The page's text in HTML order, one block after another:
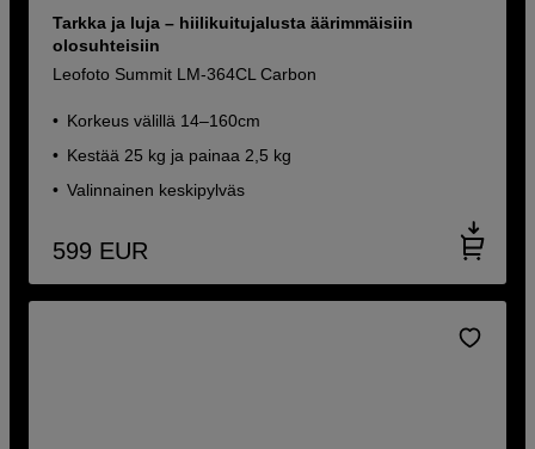
Tarkka ja luja – hiilikuitujalusta äärimmäisiin
olosuhteisiin
Leofoto Summit LM-364CL Carbon
Korkeus välillä 14–160cm
Kestää 25 kg ja painaa 2,5 kg
Valinnainen keskipylväs
599 EUR